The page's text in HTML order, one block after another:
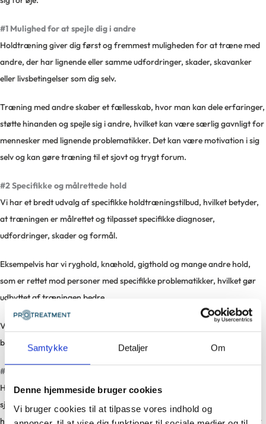
Samtykke Detaljer Om
Denne hjemmeside bruger cookies
Vi bruger cookies til at tilpasse vores indhold og
#1 Mulighed for at spejle dig i andre
Holdtræning giver dig først og fremmest muligheden for at træne med
andre, der har lignende eller samme udfordringer, skader, skavanker
eller livsbetingelser som dig selv.
Træning med andre skaber et fællesskab, hvor man kan dele erfaringer,
støtte hinanden og spejle sig i andre, hvilket kan være særlig gavnligt for
mennesker med lignende problematikker. Det kan være motivation i sig
selv og kan gøre træning til et sjovt og trygt forum.
#2 Specifikke og målrettede hold
Vi har et bredt udvalg af specifikke holdtræningstilbud, hvilket betyder,
at træningen er målrettet og tilpasset specifikke diagnoser,
udfordringer, skader og formål.
Eksempelvis har vi ryghold, knæhold, gigthold og mange andre hold,
som er rettet mod personer med specifikke problematikker, hvilket gør
udbyttet af træningen bedre.
Vi har også mere generaliserede hold, der henvender sig til en lidt
bredere målgruppe. Og vi har helt sikkert også et hold for dig!
#3 Det sociale samvær
Holdtræning giver noget socialt samvær og glæde. Det gør det endnu
sjovere at træne, når det bliver til en fælles aktivitet. Man kan støtte og
hjælpe hinanden med at holde motivation oppe – også på de dage, hvor